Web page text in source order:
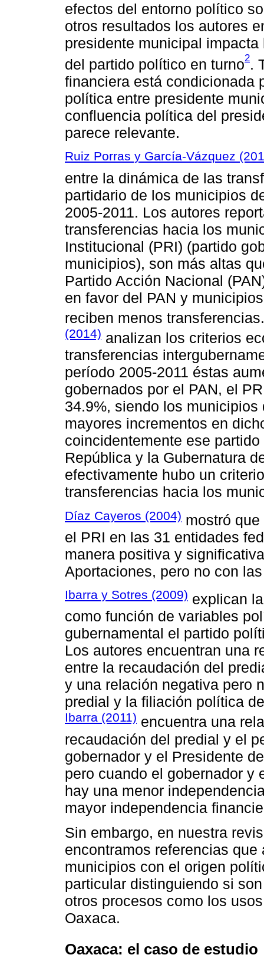
efectos del entorno político
otros resultados los autores
presidente municipal
del partido político en turno2.
financiera está condicionada
política entre presidente
confluencia política del
parece relevante.
Ruiz Porras y García-Vázquez
entre la dinámica de las
partidario de los municipios
2005-2011. Los autores
transferencias hacia los
Institucional (PRI) (partido
municipios), son más altas
Partido Acción Nacional
en favor del PAN y
reciben menos
(2014) analizan los criterios
transferencias
período 2005-2011 éstas
gobernados por el PAN, el
34.9%, siendo los
mayores incrementos en
coincidentemente ese
República y la Gubernatura
efectivamente hubo un
transferencias hacia los
Díaz Cayeros (2004) mostró
el PRI en las 31 entidades
manera positiva y
Aportaciones, pero no con
Ibarra y Sotres (2009) explican
como función de variables
gubernamental el partido
Los autores encuentran una
entre la recaudación del
y una relación negativa pero
predial y la filiación política
Ibarra (2011) encuentra una
recaudación del predial y el
gobernador y el Presidente
pero cuando el gobernador y
hay una menor
mayor independencia
Sin embargo, en nuestra
encontramos referencias
municipios con el origen
particular distinguiendo si
otros procesos como los
Oaxaca.
Oaxaca: el caso de estudio